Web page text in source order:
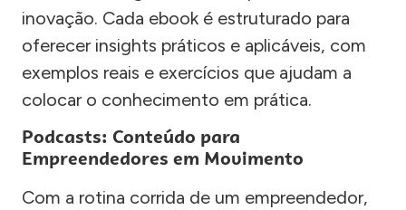
inovação. Cada ebook é estruturado para
oferecer insights práticos e aplicáveis, com
exemplos reais e exercícios que ajudam a
colocar o conhecimento em prática.
Podcasts: Conteúdo para
Empreendedores em Movimento
Com a rotina corrida de um empreendedor,